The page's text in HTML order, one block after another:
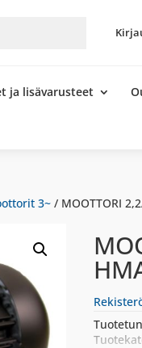
ja lisävarusteet
3~/ MOOTTORI